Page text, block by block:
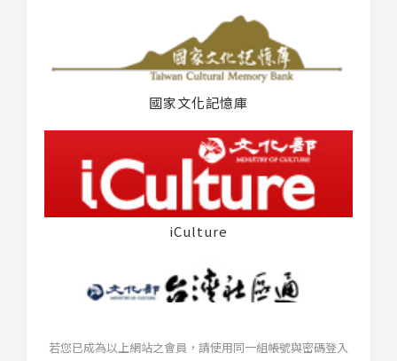
國家文化記憶庫
iCulture
若您已成為以上網站之會員，請使用同一組帳號與密碼登入